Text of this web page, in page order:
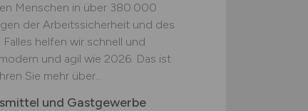
Menschen in über 380.000
der Arbeitssicherheit und des
helfen wir schnell und
und agil wie 2026. Das ist
Sie mehr über...
und Gastgewerbe